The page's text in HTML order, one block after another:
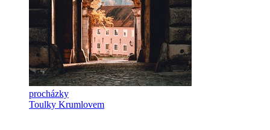
procházky
Toulky Krumlovem